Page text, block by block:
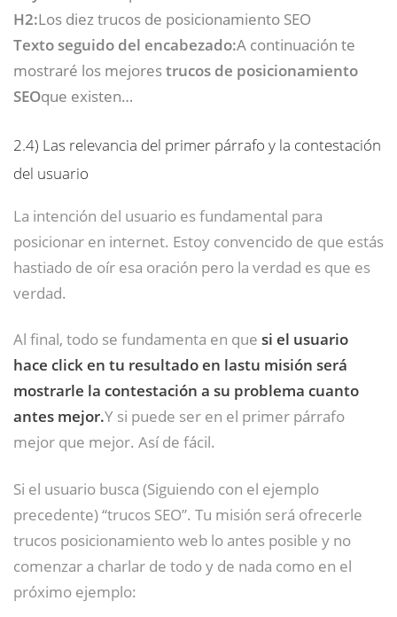
H2:Los diez trucos de posicionamiento SEO
Texto seguido del encabezado:A continuación te
mostraré los mejorestrucos de posicionamiento
SEOque existen…
2.4) Las relevancia del primer párrafo y la contestación
del usuario
La intención del usuario es fundamental para
posicionar en internet. Estoy convencido de que estás
hastiado de oír esa oración pero la verdad es que es
verdad.
Al final, todo se fundamenta en que si el usuario
hace click en tu resultado en lastu misión será
mostrarle la contestación a su problema cuanto
antes mejor.Y si puede ser en el primer párrafo
mejor que mejor. Así de fácil.
Si el usuario busca (Siguiendo con el ejemplo
precedente) “trucos SEO”. Tu misión será ofrecerle
trucos posicionamiento web lo antes posible y no
comenzar a charlar de todo y de nada como en el
próximo ejemplo: